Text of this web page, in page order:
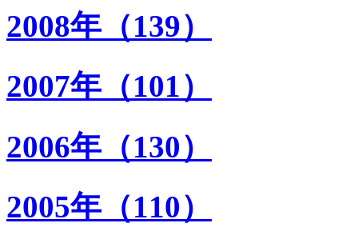
2008年（139）
2007年（101）
2006年（130）
2005年（110）